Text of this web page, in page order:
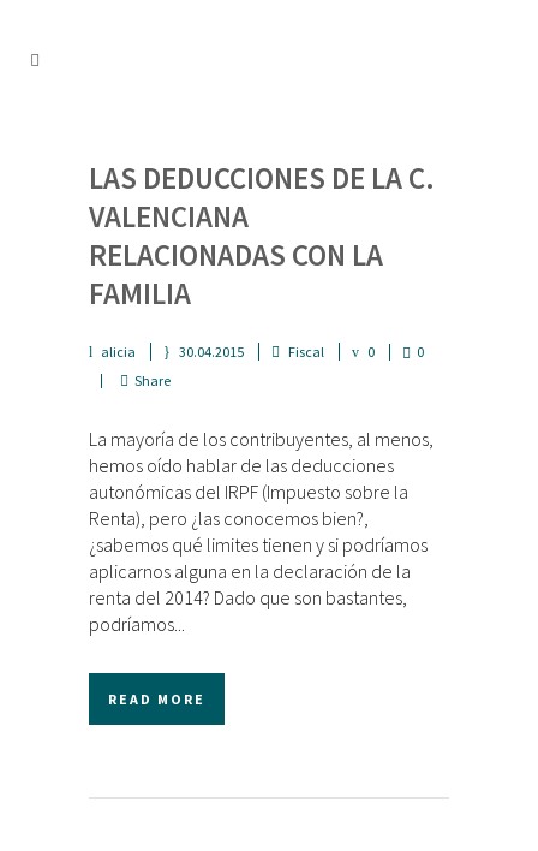
LAS DEDUCCIONES DE LA C.
VALENCIANA
RELACIONADAS CON LA
FAMILIA
alicia 30.04.2015 Fiscal 0
0
Share
La mayoría de los contribuyentes, al menos,
hemos oído hablar de las deducciones
autonómicas del IRPF (Impuesto sobre la
Renta), pero ¿las conocemos bien?,
¿sabemos qué limites tienen y si podríamos
aplicarnos alguna en la declaración de la
renta del 2014? Dado que son bastantes,
podríamos...
READ MORE